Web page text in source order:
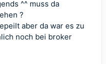
^^ muss da
?
aber da war es zu
noch bei broker